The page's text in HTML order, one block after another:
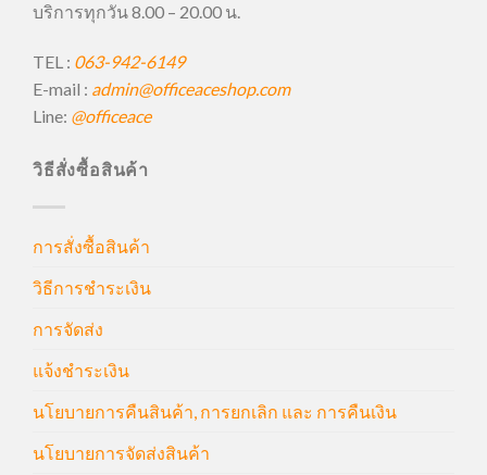
บริการทุกวัน 8.00 – 20.00 น.
TEL : 063-942-6149
E-mail : admin@officeaceshop.com
Line: @officeace
วิธีสั่งซื้อสินค้า
การสั่งซื้อสินค้า
วิธีการชำระเงิน
การจัดส่ง
แจ้งชำระเงิน
นโยบายการคืนสินค้า, การยกเลิก และ การคืนเงิน
นโยบายการจัดส่งสินค้า